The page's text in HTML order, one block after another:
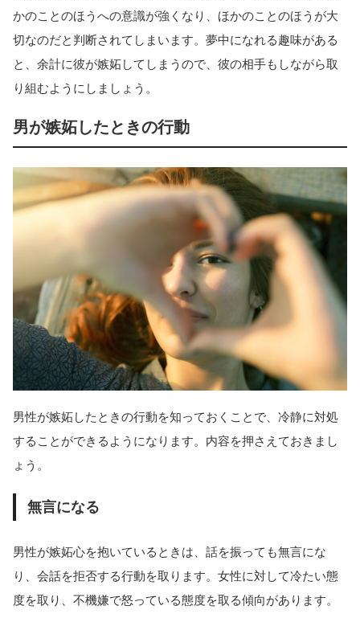
かのことのほうへの意識が強くなり、ほかのことのほうが大
切なのだと判断されてしまいます。夢中になれる趣味がある
と、余計に彼が嫉妬してしまうので、彼の相手もしながら取
り組むようにしましょう。
男が嫉妬したときの行動
男性が嫉妬したときの行動を知っておくことで、冷静に対処
することができるようになります。内容を押さえておきまし
ょう。
無言になる
男性が嫉妬心を抱いているときは、話を振っても無言にな
り、会話を拒否する行動を取ります。女性に対して冷たい態
度を取り、不機嫌で怒っている態度を取る傾向があります。